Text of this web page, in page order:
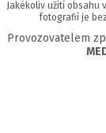
Jakékoliv užití
fotografií je bez
Provozovatelem